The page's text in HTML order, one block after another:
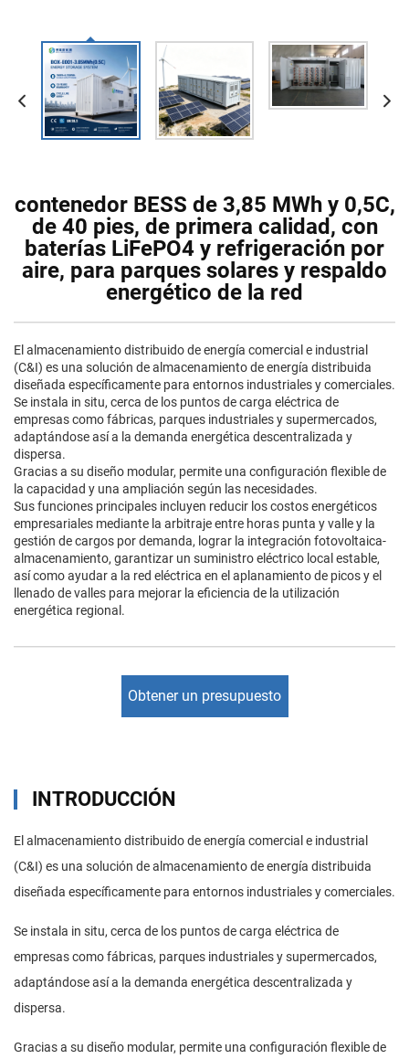
contenedor BESS de 3,85 MWh y 0,5C,
de 40 pies, de primera calidad, con
baterías LiFePO4 y refrigeración por
aire, para parques solares y respaldo
energético de la red
El almacenamiento distribuido de energía comercial e industrial
(C&I) es una solución de almacenamiento de energía distribuida
diseñada específicamente para entornos industriales y comerciales.
Se instala in situ, cerca de los puntos de carga eléctrica de
empresas como fábricas, parques industriales y supermercados,
adaptándose así a la demanda energética descentralizada y
dispersa.
Gracias a su diseño modular, permite una configuración flexible de
la capacidad y una ampliación según las necesidades.
Sus funciones principales incluyen reducir los costos energéticos
empresariales mediante la arbitraje entre horas punta y valle y la
gestión de cargos por demanda, lograr la integración fotovoltaica-
almacenamiento, garantizar un suministro eléctrico local estable,
así como ayudar a la red eléctrica en el aplanamiento de picos y el
llenado de valles para mejorar la eficiencia de la utilización
energética regional.
Obtener un presupuesto
INTRODUCCIÓN
El almacenamiento distribuido de energía comercial e industrial
(C&I) es una solución de almacenamiento de energía distribuida
diseñada específicamente para entornos industriales y comerciales.
Se instala in situ, cerca de los puntos de carga eléctrica de
empresas como fábricas, parques industriales y supermercados,
adaptándose así a la demanda energética descentralizada y
dispersa.
Gracias a su diseño modular, permite una configuración flexible de